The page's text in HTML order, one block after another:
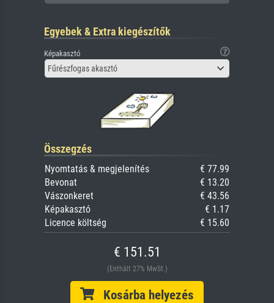
Egyebek & Extra kiegészítők
Képakasztó
Fűrészfogas akasztó
Összegzés
Nyomtatás & megjelenítés
€ 77.99
Bevonat
€ 13.20
Vászonkeret
€ 43.56
Képakasztó
€ 1.17
Licence költség
€ 15.60
€ 151.51
(Enthält 27% MwSt.)
Kosárba helyezés